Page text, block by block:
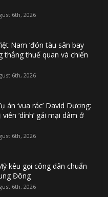
6th, 2026
Nam ‘đón tàu sân bay
thẳng thuế quan và chiến
6th, 2026
án ‘vua rác’ David Dương:
‘dính’ gái mại dâm ở
6th, 2026
kêu gọi công dân chuẩn
Đông
6th, 2026